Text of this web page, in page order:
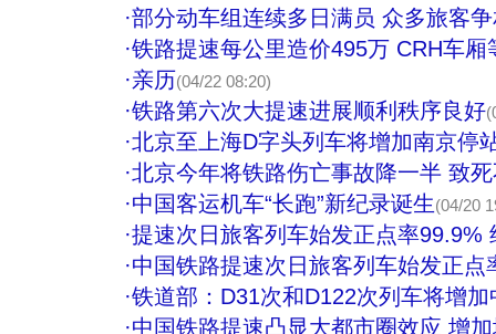
·部分动车组连续多日满员 众多旅客
·铁路提速每公里造价495万 CRH车厢
·亲历(04/22 08:20)
·铁路第六次大提速进展顺利秩序良好
·北京至上海D字头列车将增加南京停
·北京今年将铁路伤亡事故降一半 致
·中国客运机车“长跑”新纪录诞生(04/20
·提速次日旅客列车始发正点率99.9%
·中国铁路提速次日旅客列车始发正点
·铁道部：D31次和D122次列车将增
·中国铁路提速凸显大都市圈效应 增